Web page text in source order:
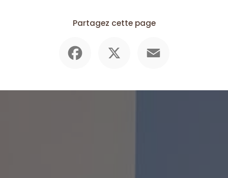
Partagez cette page